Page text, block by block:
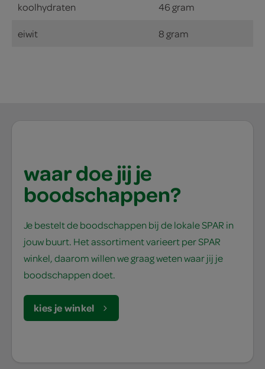
koolhydraten 46 gram
eiwit 8 gram
waar doe jij je
boodschappen?
Je bestelt de boodschappen bij de lokale SPAR in
jouw buurt. Het assortiment varieert per SPAR
winkel, daarom willen we graag weten waar jij je
boodschappen doet.
kies je winkel